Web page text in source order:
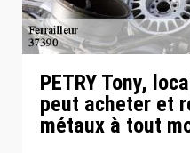
PETRY Tony,
peut acheter et
métaux à tout